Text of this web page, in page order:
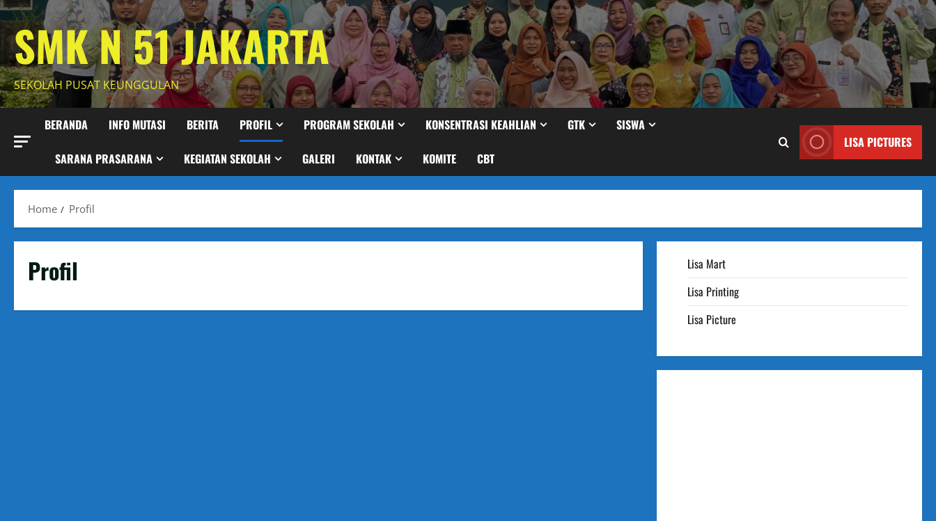
Skip
to
content
SMK N 51 JAKARTA
SEKOLAH PUSAT KEUNGGULAN
BERANDA INFO MUTASI BERITA PROFIL PROGRAM SEKOLAH KONSENTRASI KEAHLIAN GTK SISWA
SARANA PRASARANA KEGIATAN SEKOLAH GALERI KONTAK KOMITE CBT
LISA PICTURES
Home Profil
Profil
Lisa Mart
Lisa Printing
Lisa Picture